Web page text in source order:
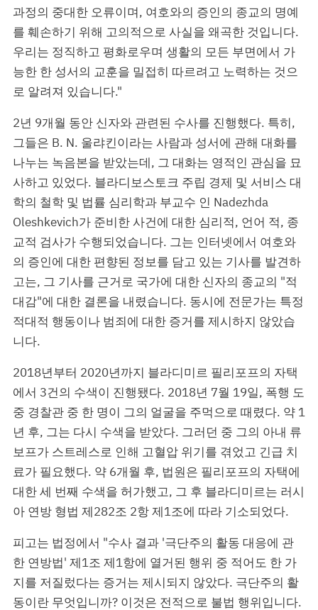
과정의 중대한 오류이며, 여호와의 증인의 종교의 명예
를 훼손하기 위해 고의적으로 사실을 왜곡한 것입니다.
우리는 정직하고 평화로우며 생활의 모든 부면에서 가
능한 한 성서의 교훈을 밀접히 따르려고 노력하는 것으
로 알려져 있습니다."
2년 9개월 동안 신자와 관련된 수사를 진행했다. 특히,
그들은 B. N. 울랴킨이라는 사람과 성서에 관해 대화를
나누는 녹음본을 받았는데, 그 대화는 영적인 관심을 묘
사하고 있었다. 블라디보스토크 주립 경제 및 서비스 대
학의 철학 및 법률 심리학과 부교수 인 Nadezhda
Oleshkevich가 준비한 사건에 대한 심리적, 언어 적, 종
교적 검사가 수행되었습니다. 그는 인터넷에서 여호와
의 증인에 대한 편향된 정보를 담고 있는 기사를 발견하
고는, 그 기사를 근거로 국가에 대한 신자의 종교의 "적
대감"에 대한 결론을 내렸습니다. 동시에 전문가는 특정
적대적 행동이나 범죄에 대한 증거를 제시하지 않았습
니다.
2018년부터 2020년까지 블라디미르 필리포프의 자택
에서 3건의 수색이 진행됐다. 2018년 7월 19일, 폭행 도
중 경찰관 중 한 명이 그의 얼굴을 주먹으로 때렸다. 약 1
년 후, 그는 다시 수색을 받았다. 그러던 중 그의 아내 류
보프가 스트레스로 인해 고혈압 위기를 겪었고 긴급 치
료가 필요했다. 약 6개월 후, 법원은 필리포프의 자택에
대한 세 번째 수색을 허가했고, 그 후 블라디미르는 러시
아 연방 형법 제282조 2항 제1조에 따라 기소되었다.
피고는 법정에서 "수사 결과 '극단주의 활동 대응에 관
한 연방법' 제1조 제1항에 열거된 행위 중 적어도 한 가
지를 저질렀다는 증거는 제시되지 않았다. 극단주의 활
동이란 무엇입니까? 이것은 전적으로 불법 행위입니다.